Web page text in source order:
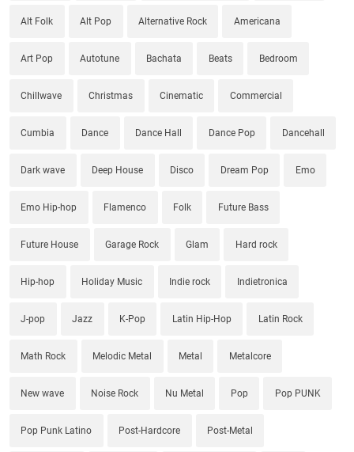
Alt Folk Alt Pop Alternative Rock Americana
Art Pop Autotune Bachata Beats Bedroom
Chillwave Christmas Cinematic Commercial
Cumbia Dance Dance Hall Dance Pop Dancehall
Dark wave Deep House Disco Dream Pop Emo
Emo Hip-hop Flamenco Folk Future Bass
Future House Garage Rock Glam Hard rock
Hip-hop Holiday Music Indie rock Indietronica
J-pop Jazz K-Pop Latin Hip-Hop Latin Rock
Math Rock Melodic Metal Metal Metalcore
New wave Noise Rock Nu Metal Pop Pop PUNK
Pop Punk Latino Post-Hardcore Post-Metal